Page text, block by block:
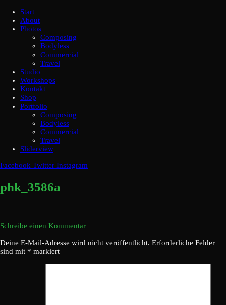
Start
About
Photos
Composing
Bodyless
Commercial
Travel
Studio
Workshops
Kontakt
Shop
Portfolio
Composing
Bodyless
Commercial
Travel
Sliderview
Facebook Twitter Instagram
phk_3586a
Schreibe einen Kommentar
Deine E-Mail-Adresse wird nicht veröffentlicht. Erforderliche Felder
sind mit * markiert